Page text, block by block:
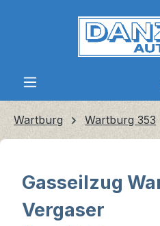
Zum Hauptinhalt springen
Wartburg Wartburg 353
Gasseilzug
Vergaser